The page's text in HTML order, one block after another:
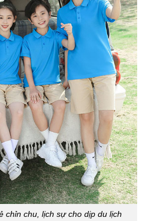
chỉn chu, lịch sự cho dịp du lịch